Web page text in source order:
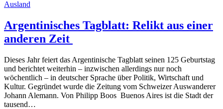
Ausland
Argentinisches Tagblatt: Relikt aus einer
anderen Zeit
Dieses Jahr feiert das Argentinische Tagblatt seinen 125 Geburtstag
und berichtet weiterhin – inzwischen allerdings nur noch
wöchentlich – in deutscher Sprache über Politik, Wirtschaft und
Kultur. Gegründet wurde die Zeitung vom Schweizer Auswanderer
Johann Alemann. Von Philipp Boos Buenos Aires ist die Stadt der
tausend…